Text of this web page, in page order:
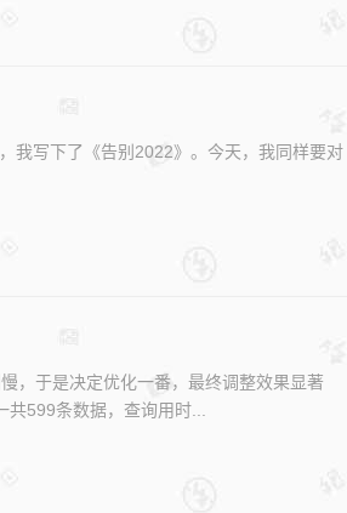
写下了《告别2022》。今天，我同样要对
，于是决定优化一番，最终调整效果显著
599条数据，查询用时...